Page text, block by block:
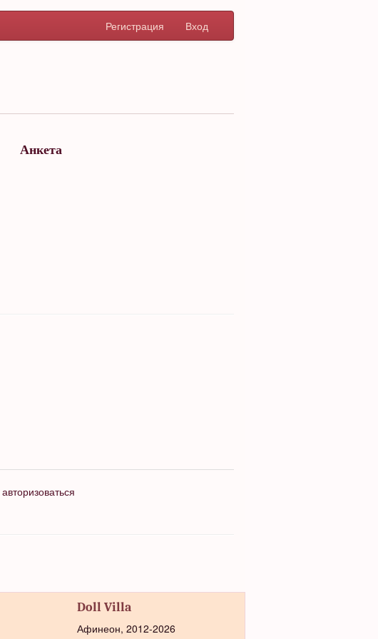
Регистрация Вход
Анкета
авторизоваться
Doll Villa
Афинеон, 2012-2026